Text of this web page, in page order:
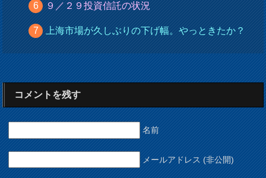
９／２９投資信託の状況
上海市場が久しぶりの下げ幅。やっときたか？
コメントを残す
名前
メールアドレス (非公開)